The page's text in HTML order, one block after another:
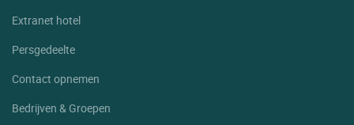
Extranet hotel
Persgedeelte
Contact opnemen
Bedrijven & Groepen